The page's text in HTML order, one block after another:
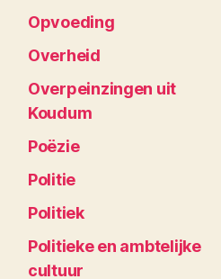
Opvoeding
Overheid
Overpeinzingen uit
Koudum
Poëzie
Politie
Politiek
Politieke en ambtelijke
cultuur